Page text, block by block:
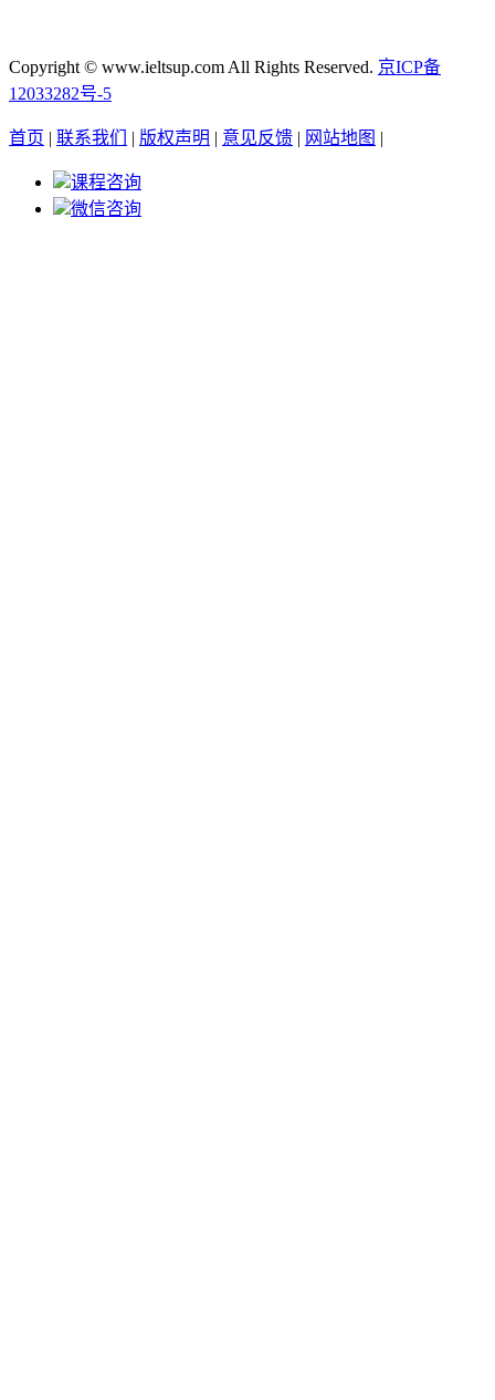
Copyright © www.ieltsup.com All Rights Reserved. 京ICP备
12033282号-5
首页 | 联系我们 | 版权声明 | 意见反馈 | 网站地图 |
课程咨询
微信咨询